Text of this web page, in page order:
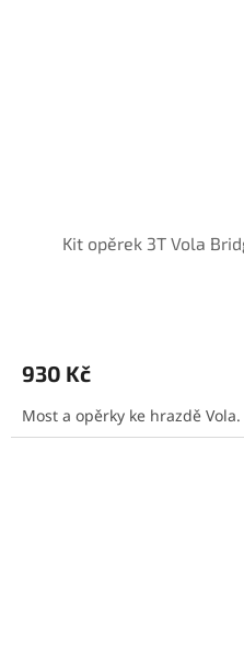
Kit opěrek 3T Vola
930 Kč
Most a opěrky ke hrazdě Vola.